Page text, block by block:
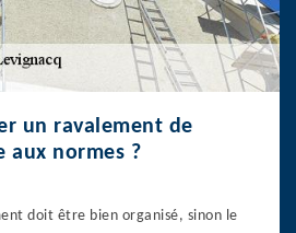
un ravalement de
aux normes ?
doit être bien organisé, sinon le